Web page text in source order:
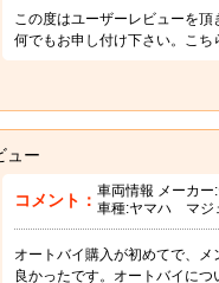
この度はユーザーレビューを
何でもお申し付け下さい。こち
ュー
コメント： 車両情報 メーカー:
車種:ヤマハ マジ
オートバイ購入が初めてで、
良かったです。オートバイに